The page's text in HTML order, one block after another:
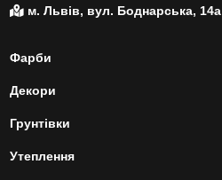
м. Львів, вул. Боднарська, 14а
Фарби
Декори
Грунтівки
Утеплення